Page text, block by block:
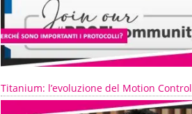
Titanium: l’evoluzione del Motion Control